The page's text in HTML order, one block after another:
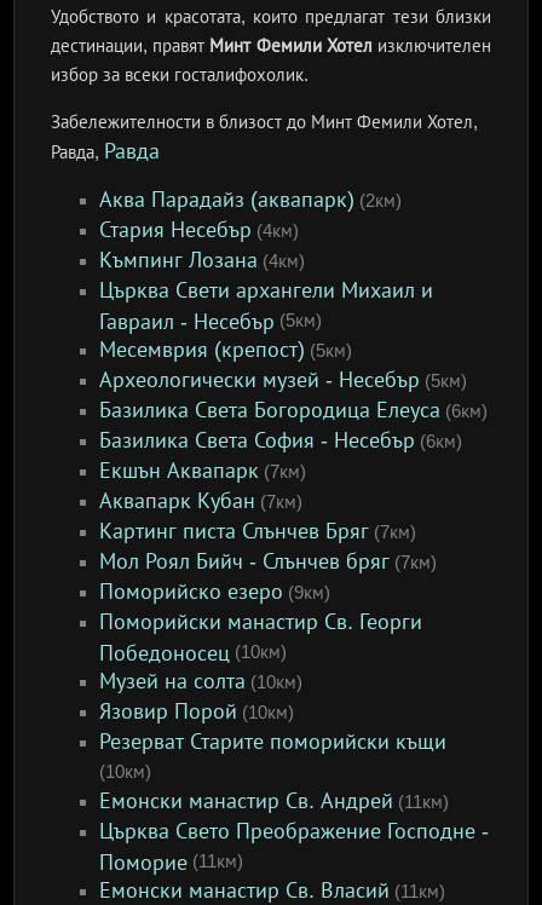
Удобството и красотата, които предлагат тези близки
дестинации, правят Минт Фемили Хотел изключителен
избор за всеки госталифохолик.
Забележителности в близост до Минт Фемили Хотел,
Равда, Равда
Аква Парадайз (аквапарк) (2км)
Стария Несебър (4км)
Къмпинг Лозана (4км)
Църква Свети архангели Михаил и
Гавраил - Несебър (5км)
Месемврия (крепост) (5км)
Археологически музей - Несебър (5км)
Базилика Света Богородица Елеуса (6км)
Базилика Света София - Несебър (6км)
Екшън Аквапарк (7км)
Аквапарк Кубан (7км)
Картинг писта Слънчев Бряг (7км)
Мол Роял Бийч - Слънчев бряг (7км)
Поморийско езеро (9км)
Поморийски манастир Св. Георги
Победоносец (10км)
Музей на солта (10км)
Язовир Порой (10км)
Резерват Старите поморийски къщи
(10км)
Емонски манастир Св. Андрей (11км)
Църква Свето Преображение Господне -
Поморие (11км)
Емонски манастир Св. Власий (11км)